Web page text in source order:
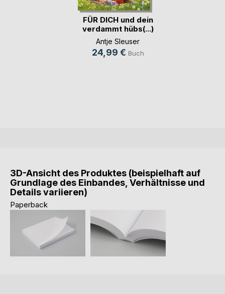
FÜR DICH und dein
verdammt hübs(...)
Antje Sleuser
24,99 € Buch
3D-Ansicht des Produktes (beispielhaft auf
Grundlage des Einbandes, Verhältnisse und
Details variieren)
Paperback